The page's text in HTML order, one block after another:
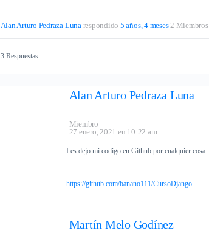
Alan Arturo Pedraza Luna respondido 5 años, 4 meses2 Miembros
3 Respuestas
Alan Arturo Pedraza Luna
Miembro
27 enero, 2021 en 10:22 am
Les dejo mi codigo en Github por cualquier cosa:
https://github.com/banano111/CursoDjango
Martín Melo Godínez